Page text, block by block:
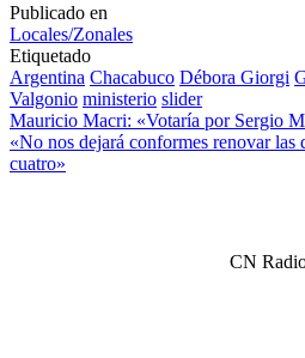
Publicado en
Locales/Zonales
Etiquetado
Argentina Chacabuco Débora Giorgi
Valgonio ministerio slider
Navegación
de
Mauricio Macri: «Votaría por Sergio
«No nos dejará conformes renovar las
cuatro»
CN